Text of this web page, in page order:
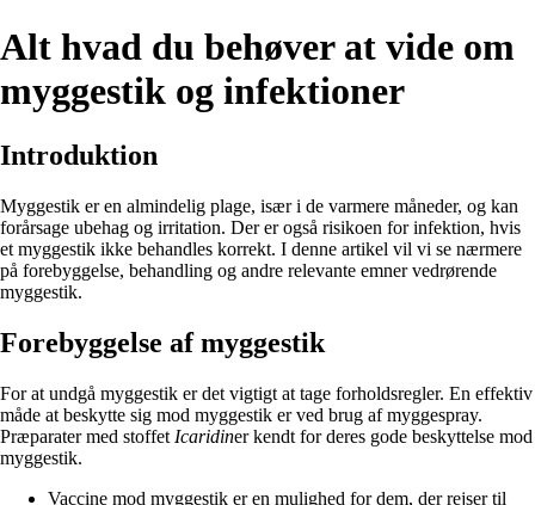
Alt hvad du behøver at vide om
myggestik og infektioner
Introduktion
Myggestik er en almindelig plage, især i de varmere måneder, og kan
forårsage ubehag og irritation. Der er også risikoen for infektion, hvis
et myggestik ikke behandles korrekt. I denne artikel vil vi se nærmere
på forebyggelse, behandling og andre relevante emner vedrørende
myggestik.
Forebyggelse af myggestik
For at undgå myggestik er det vigtigt at tage forholdsregler. En effektiv
måde at beskytte sig mod myggestik er ved brug af myggespray.
Præparater med stoffet Icaridiner kendt for deres gode beskyttelse mod
myggestik.
Vaccine mod myggestik er en mulighed for dem, der rejser til